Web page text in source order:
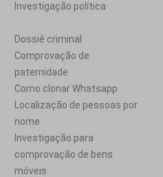
Investigação política
Dossiê criminal
Comprovação de
paternidade
Como clonar Whatsapp
Localização de pessoas por
nome
Investigação para
comprovação de bens
móveis